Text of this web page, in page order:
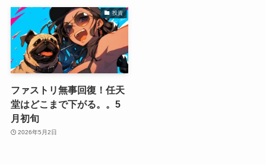
投資
ファストリ無事回復！任天
堂はどこまで下がる。。5
月初旬
2026年5月2日